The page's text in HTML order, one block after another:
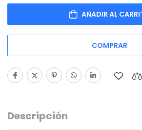
AÑADIR AL
COMPRAR
Descripción